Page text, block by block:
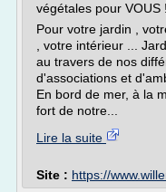
végétales pour VOUS !
Pour votre jardin ,
, votre intérieur ...
au travers de nos
d'associations et
En bord de mer, à la
fort de notre...
Lire la suite
Site : https://